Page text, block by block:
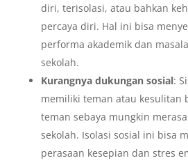
diri, terisolasi, atau bahkan
percaya diri. Hal ini bisa
performa akademik dan
sekolah.
Kurangnya dukungan sosial:
memiliki teman atau kesulitan
teman sebaya mungkin
sekolah. Isolasi sosial ini bisa
perasaan kesepian dan stres